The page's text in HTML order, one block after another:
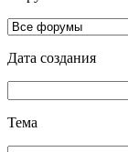
Дата создания
Тема